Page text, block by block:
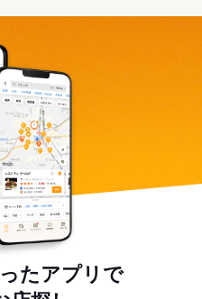
たアプリで